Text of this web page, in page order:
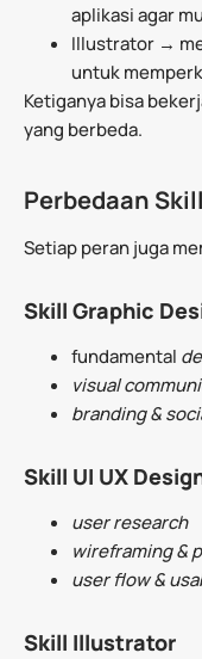
aplikasi agar
Illustrator →
untuk
Ketiganya bisa
yang berbeda.
Perbedaan
Setiap peran juga
Skill Graphic
fundamental
visual
branding &
Skill UI UX
user research
wireframing &
user flow &
Skill Illustrator